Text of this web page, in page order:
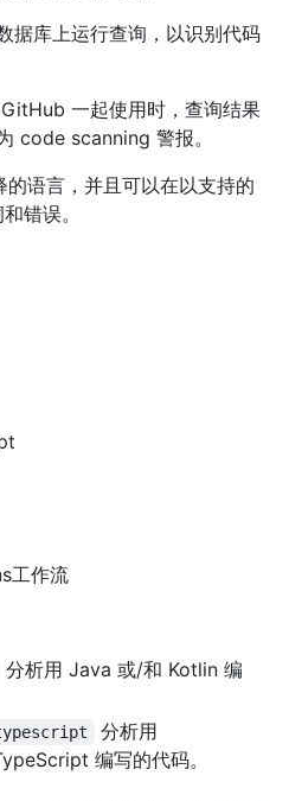
据库上运行查询，以识别代码
一起使用时，查询结果
code scanning 警报。
语言，并且可以在以支持的
错误。
工作流
分析用 Java 或/和 Kotlin 编
分析用
编写的代码。